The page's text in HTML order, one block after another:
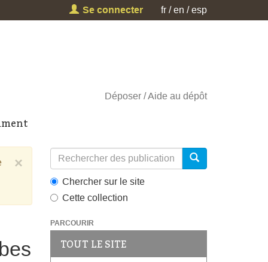
Se connecter fr en esp
Déposer Aide au dépôt
×
Chercher sur le site
Cette collection
PARCOURIR
TOUT LE SITE